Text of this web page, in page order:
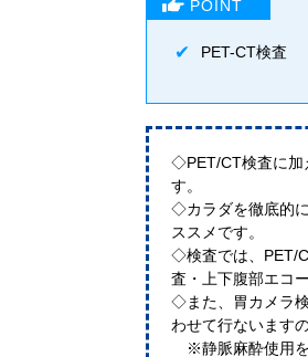
PET-CT検査
◇PET/CT検査に加
す。
◇カラダを徹底的
ススメです。
◇検査では、PET/
査・上下腹部エコ
◇また、胃カメラ
わせて行ないます
※静脈麻酔使用を